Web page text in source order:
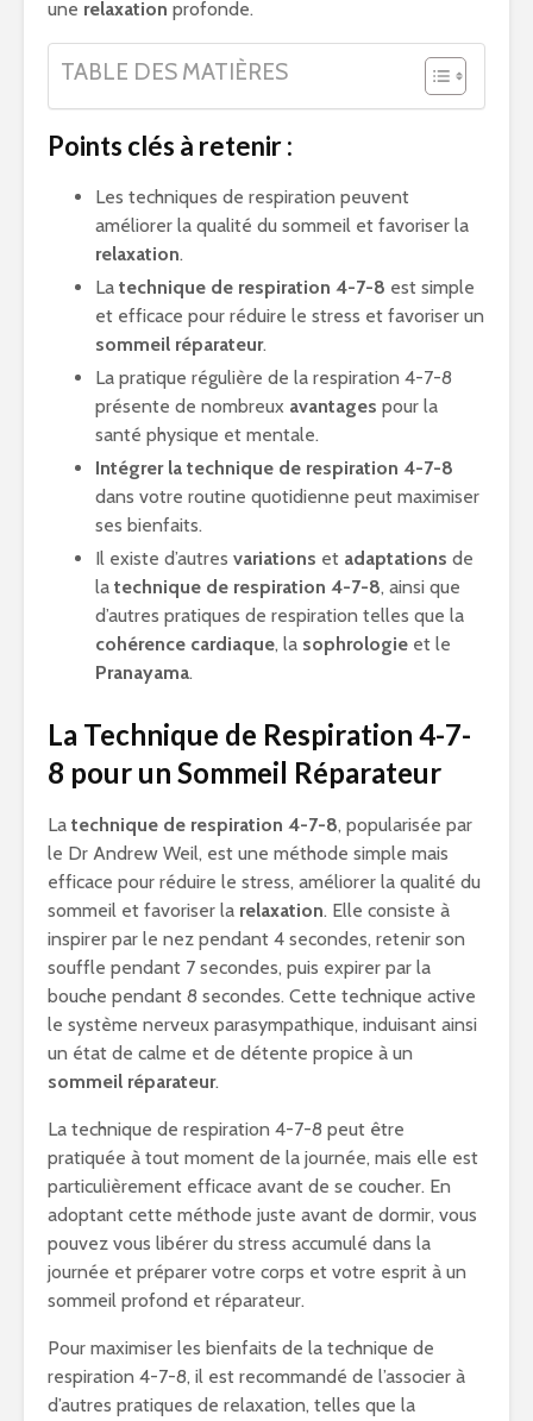
une relaxation profonde.
TABLE DES MATIÈRES
Points clés à retenir :
Les techniques de respiration peuvent
améliorer la qualité du sommeil et favoriser la
relaxation.
La technique de respiration 4-7-8 est simple
et efficace pour réduire le stress et favoriser un
sommeil réparateur.
La pratique régulière de la respiration 4-7-8
présente de nombreux avantages pour la
santé physique et mentale.
Intégrer la technique de respiration 4-7-8
dans votre routine quotidienne peut maximiser
ses bienfaits.
Il existe d’autres variations et adaptations de
la technique de respiration 4-7-8, ainsi que
d’autres pratiques de respiration telles que la
cohérence cardiaque, la sophrologie et le
Pranayama.
La Technique de Respiration 4-7-
8 pour un Sommeil Réparateur
La technique de respiration 4-7-8, popularisée par
le Dr Andrew Weil, est une méthode simple mais
efficace pour réduire le stress, améliorer la qualité du
sommeil et favoriser la relaxation. Elle consiste à
inspirer par le nez pendant 4 secondes, retenir son
souffle pendant 7 secondes, puis expirer par la
bouche pendant 8 secondes. Cette technique active
le système nerveux parasympathique, induisant ainsi
un état de calme et de détente propice à un
sommeil réparateur.
La technique de respiration 4-7-8 peut être
pratiquée à tout moment de la journée, mais elle est
particulièrement efficace avant de se coucher. En
adoptant cette méthode juste avant de dormir, vous
pouvez vous libérer du stress accumulé dans la
journée et préparer votre corps et votre esprit à un
sommeil profond et réparateur.
Pour maximiser les bienfaits de la technique de
respiration 4-7-8, il est recommandé de l’associer à
d’autres pratiques de relaxation, telles que la